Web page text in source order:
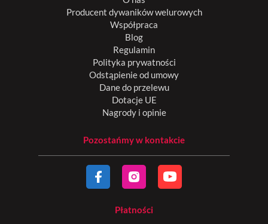
Producent dywaników welurowych
Współpraca
Blog
Regulamin
Polityka prywatności
Odstąpienie od umowy
Dane do przelewu
Dotacje UE
Nagrody i opinie
Pozostańmy w kontakcie
Płatności